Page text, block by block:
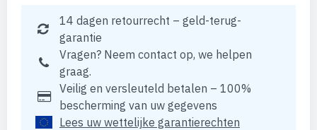
14 dagen retourrecht – geld-terug-
garantie
Vragen? Neem contact op, we helpen
graag.
Veilig en versleuteld betalen – 100%
bescherming van uw gegevens
Lees uw wettelijke garantierechten